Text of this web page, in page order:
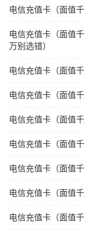
电信充值卡（面值
电信充值卡（面值
万别选错）
电信充值卡（面值
电信充值卡（面值
电信充值卡（面值
电信充值卡（面值
电信充值卡（面值
电信充值卡（面值
电信充值卡（面值